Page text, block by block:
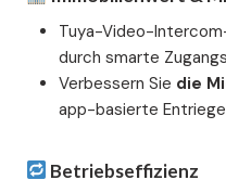
Tuya-Video-
durch smarte
Verbessern Sie die
app-basierte
Betriebseffizienz